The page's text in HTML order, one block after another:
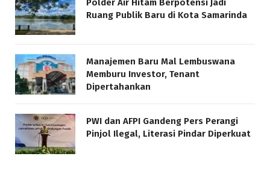
Polder Air Hitam Berpotensi Jadi
Ruang Publik Baru di Kota Samarinda
Manajemen Baru Mal Lembuswana
Memburu Investor, Tenant
Dipertahankan
PWI dan AFPI Gandeng Pers Perangi
Pinjol Ilegal, Literasi Pindar Diperkuat